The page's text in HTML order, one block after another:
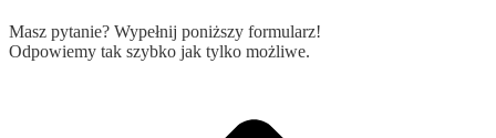
Masz pytanie? Wypełnij poniższy formularz!
Odpowiemy tak szybko jak tylko możliwe.